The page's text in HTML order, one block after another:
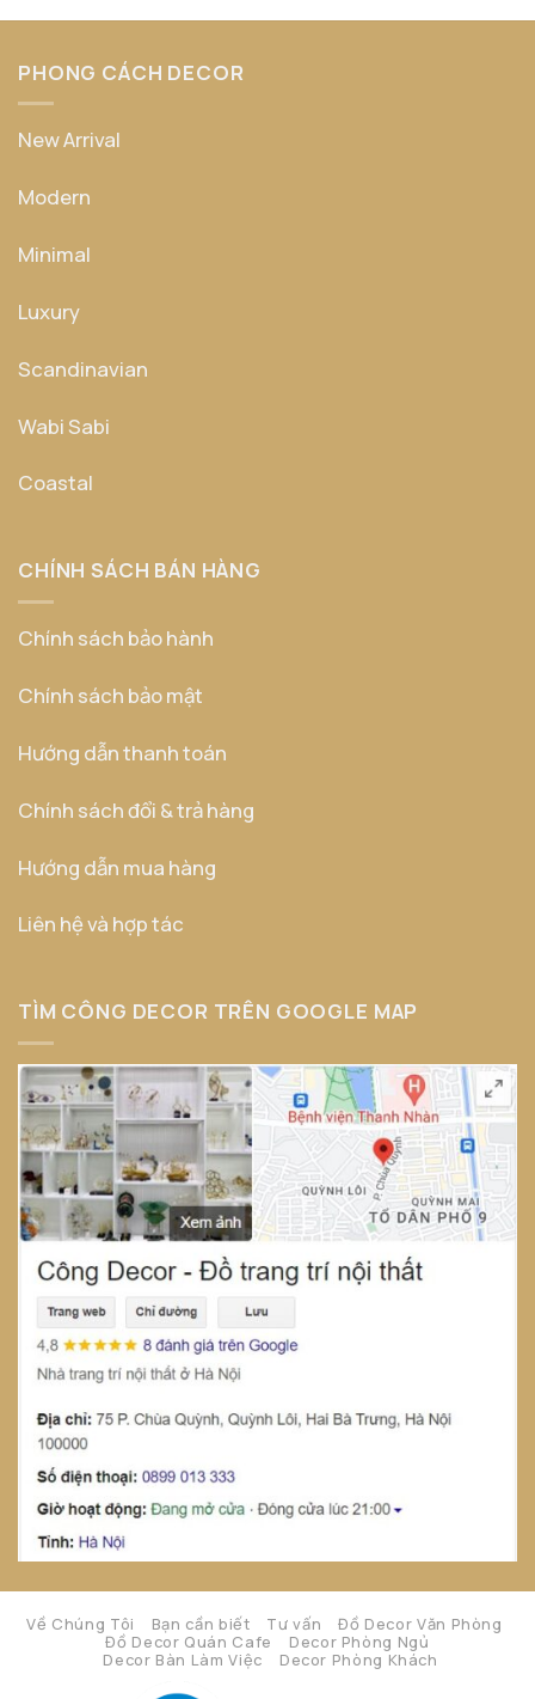
PHONG CÁCH DECOR
New Arrival
Modern
Minimal
Luxury
Scandinavian
Wabi Sabi
Coastal
CHÍNH SÁCH BÁN HÀNG
Chính sách bảo hành
Chính sách bảo mật
Hướng dẫn thanh toán
Chính sách đổi & trả hàng
Hướng dẫn mua hàng
Liên hệ và hợp tác
TÌM CÔNG DECOR TRÊN GOOGLE MAP
Về Chúng Tôi Bạn cần biết Tư vấn
Đồ Decor Văn Phòng
Đồ Decor Quán Cafe
Decor Phòng Ngủ
Decor Bàn Làm Việc
Decor Phòng Khách